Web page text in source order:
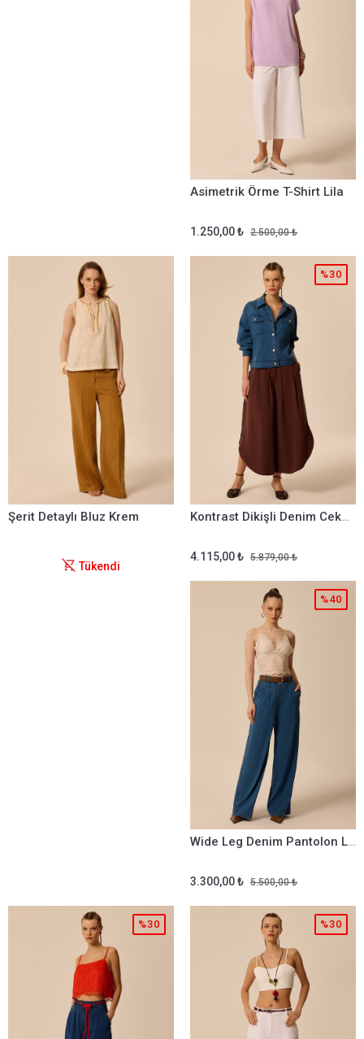
Asimetrik Örme T-Shirt Lila
1.250,00 ₺ 2.500,00 ₺
Şerit Detaylı Bluz Krem
Tükendi
Kontrast Dikişli Denim Ceket Lacivert
4.115,00 ₺ 5.879,00 ₺
%30
Wide Leg Denim Pantolon Lacivert
3.300,00 ₺ 5.500,00 ₺
%40
%30 %30